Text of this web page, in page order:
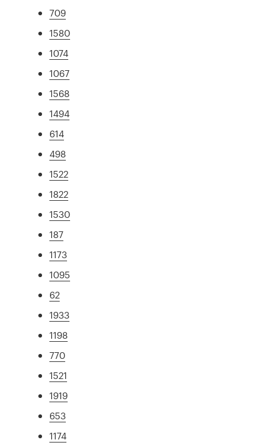
709
1580
1074
1067
1568
1494
614
498
1522
1822
1530
187
1173
1095
62
1933
1198
770
1521
1919
653
1174